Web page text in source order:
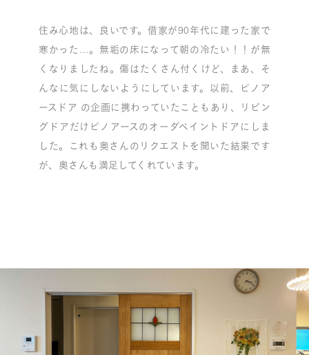
住み心地は、良いです。借家が90年代に建った家で
寒かった…。無垢の床になって朝の冷たい！！が無
くなりましたね。傷はたくさん付くけど、まあ、そ
んなに気にしないようにしています。以前、ピノア
ースドア の企画に携わっていたこともあり、リビン
グドアだけピノアースのオーダペイントドアにしま
した。これも奥さんのリクエストを聞いた結果です
が、奥さんも満足してくれています。